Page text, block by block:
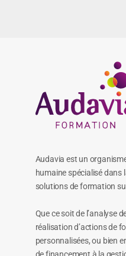
Audavia est un
humaine spécialisé dans
solutions de formation
Que ce soit de l’analyse
réalisation d’actions de
personnalisées, ou bien
de financement à la